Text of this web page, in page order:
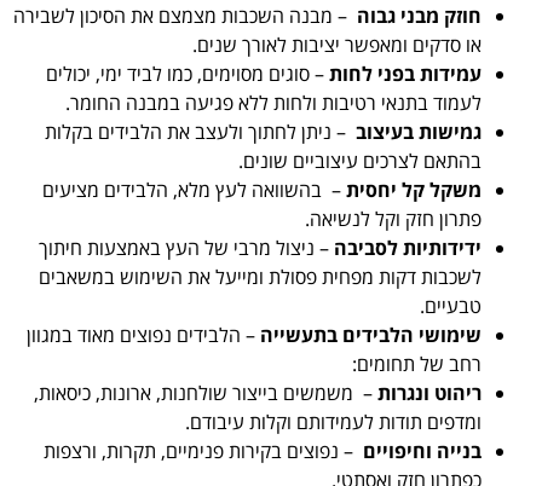
חוזק מבני גבוה – מבנה השכבות מצמצם את הסיכון לשבירה
או סדקים ומאפשר יציבות לאורך שנים.
עמידות בפני לחות– סוגים מסוימים, כמו לביד ימי, יכולים
לעמוד בתנאי רטיבות ולחות ללא פגיעה במבנה החומר.
גמישות בעיצוב – ניתן לחתוך ולעצב את הלבידים בקלות
בהתאם לצרכים עיצוביים שונים.
משקל קל יחסית– בהשוואה לעץ מלא, הלבידים מציעים
פתרון חזק וקל לנשיאה.
ידידותיות לסביבה – ניצול מרבי של העץ באמצעות חיתוך
לשכבות דקות מפחית פסולת ומייעל את השימוש במשאבים
טבעיים.
שימושי הלבידים בתעשייה – הלבידים נפוצים מאוד במגוון
רחב של תחומים:
ריהוט ונגרות– משמשים בייצור שולחנות, ארונות, כיסאות,
ומדפים תודות לעמידותם וקלות עיבודם.
בנייה וחיפויים – נפוצים בקירות פנימיים, תקרות, ורצפות
כפתרון חזק ואסתטי.